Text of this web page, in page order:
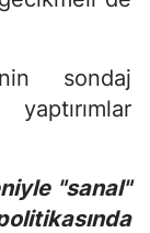
sondaj
"sanal"